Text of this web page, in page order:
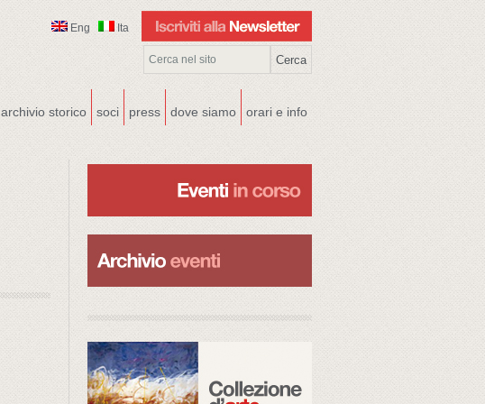
Eng Ita
archivio storico soci press dove siamo orari e info